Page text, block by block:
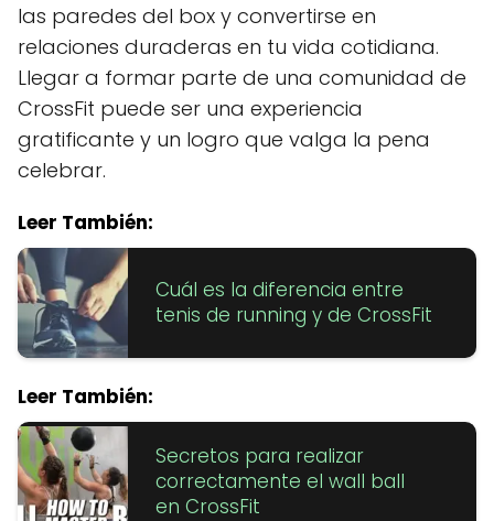
las paredes del box y convertirse en
relaciones duraderas en tu vida cotidiana.
Llegar a formar parte de una comunidad de
CrossFit puede ser una experiencia
gratificante y un logro que valga la pena
celebrar.
Leer También:
Cuál es la diferencia entre
tenis de running y de CrossFit
Leer También:
Secretos para realizar
correctamente el wall ball
en CrossFit